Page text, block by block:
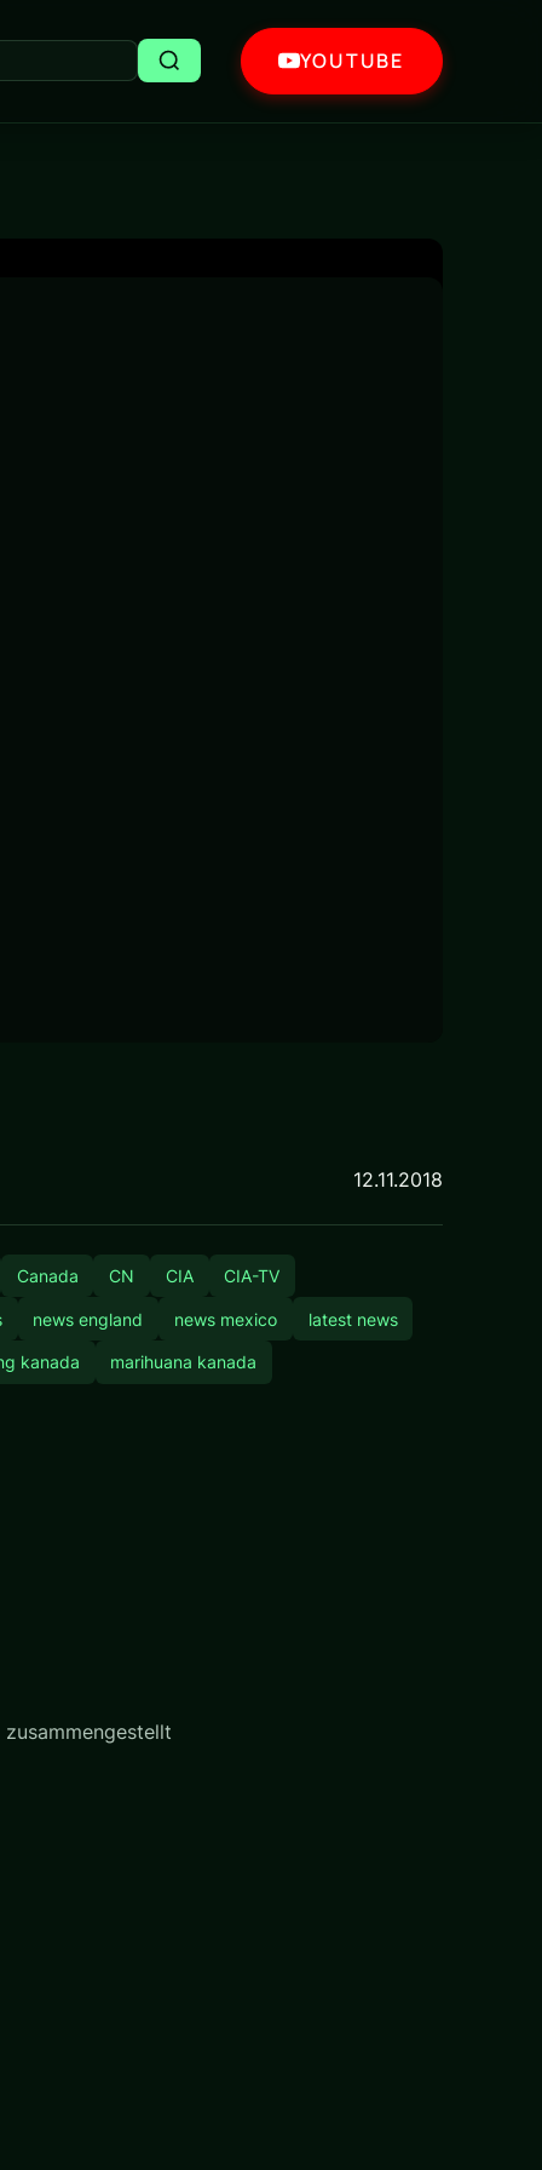
YOUTUBE
12.11.2018
Canada CN CIA CIA-TV
news england news mexico latest news
kanada marihuana kanada